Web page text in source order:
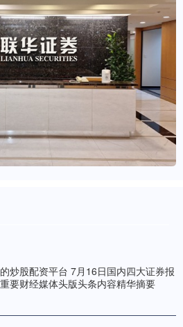
炒股配资平台 7月16日国内四大证券报
要财经媒体头版头条内容精华摘要